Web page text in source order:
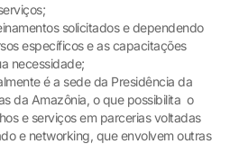
solicitados e dependendo
específicos e as capacitações
necessidade;
é a sede da Presidência da
da Amazônia, o que possibilita o
e serviços em parcerias voltadas
e networking, que envolvem outras